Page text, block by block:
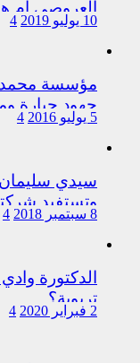
العروصي أم
اختلالات
10 يوليو 2019 4
مؤسسة محمد
جهود جبارة
5 يوليو 2016 4
سيدي
وتستفيد
8 سبتمبر 2018 4
الدكتورة
تربوية؟
2 فبراير 2020 4